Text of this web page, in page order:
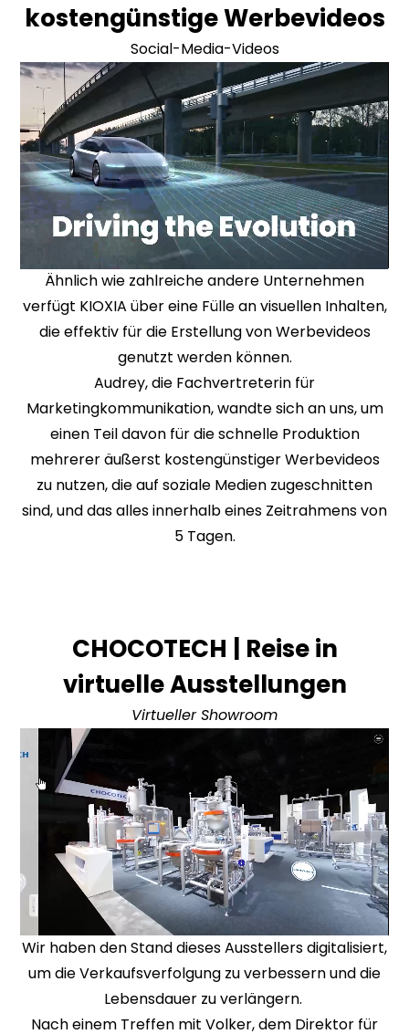
kostengünstige Werbevideos
Social-Media-Videos
Ähnlich wie zahlreiche andere Unternehmen
verfügt KIOXIA über eine Fülle an visuellen Inhalten,
die effektiv für die Erstellung von Werbevideos
genutzt werden können.
Audrey, die Fachvertreterin für
Marketingkommunikation, wandte sich an uns, um
einen Teil davon für die schnelle Produktion
mehrerer äußerst kostengünstiger Werbevideos
zu nutzen, die auf soziale Medien zugeschnitten
sind, und das alles innerhalb eines Zeitrahmens von
5 Tagen.
CHOCOTECH | Reise in
virtuelle Ausstellungen
Virtueller Showroom
Wir haben den Stand dieses Ausstellers digitalisiert,
um die Verkaufsverfolgung zu verbessern und die
Lebensdauer zu verlängern.
Nach einem Treffen mit Volker, dem Direktor für